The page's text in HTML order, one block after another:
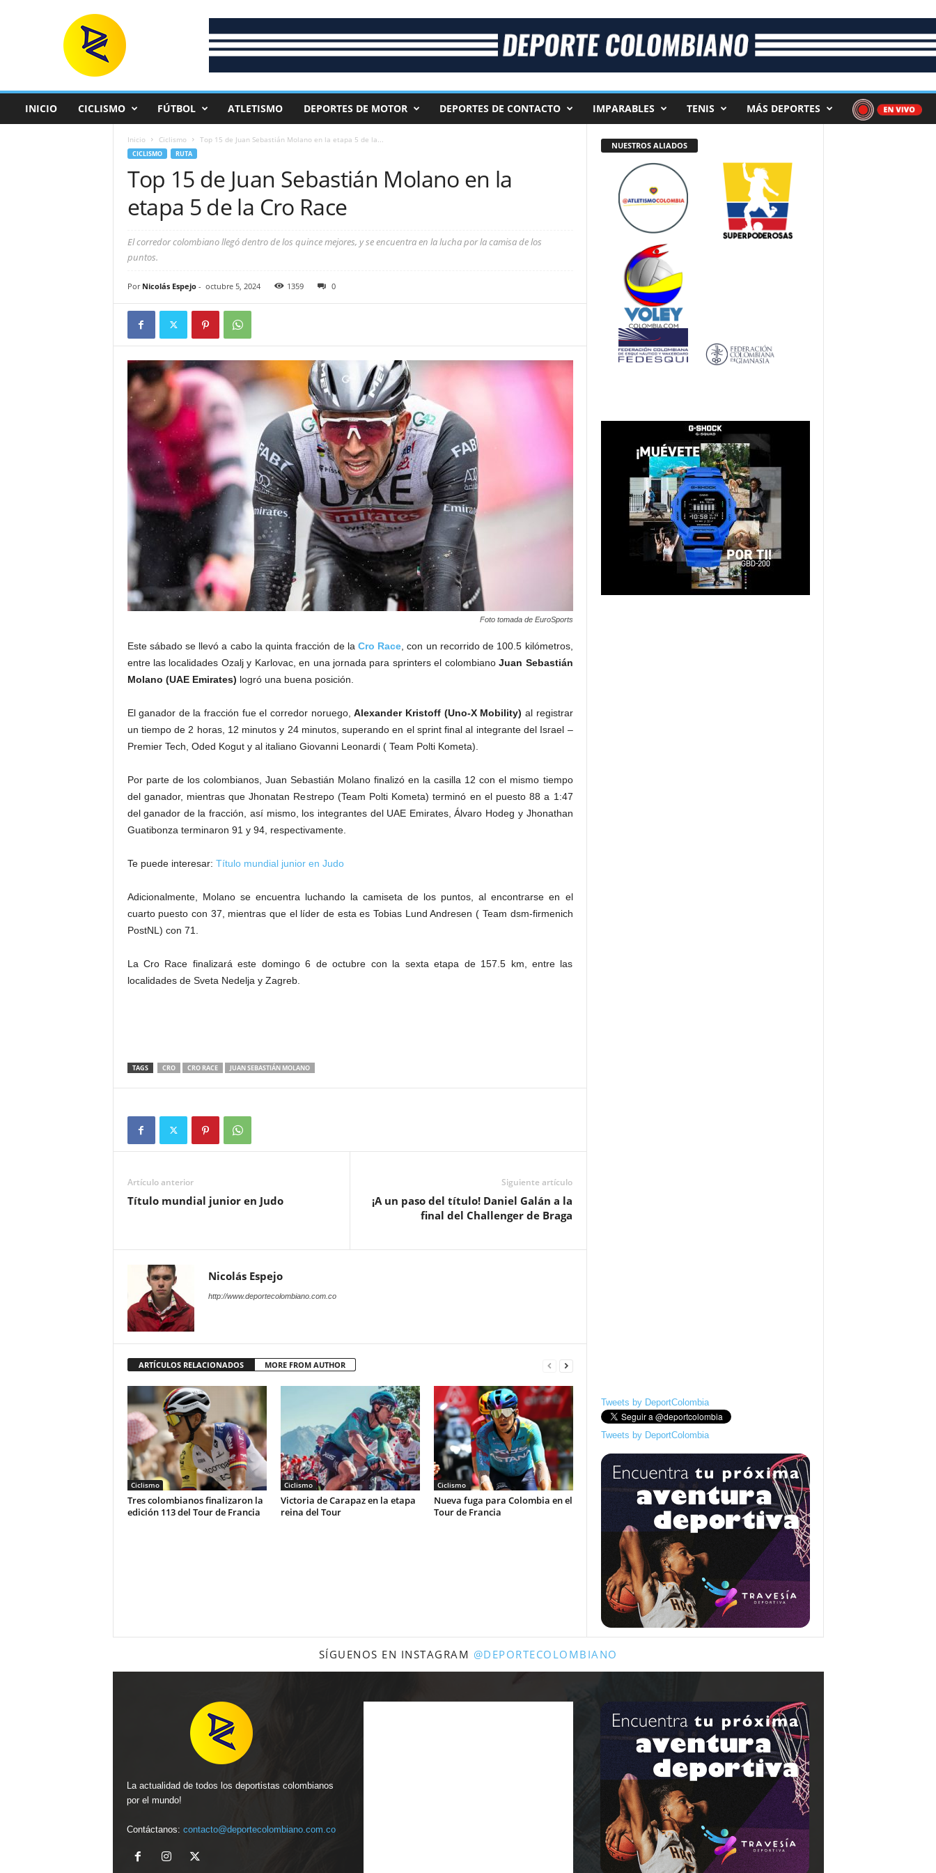
INICIO CICLISMO FÚTBOL ATLETISMO DEPORTES DE MOTOR DEPORTES DE CONTACTO IMPARABLES TENIS MÁS DEPORTES
Inicio Ciclismo Top 15 de Juan Sebastián Molano en la etapa 5 de la...
CICLISMO RUTA
Top 15 de Juan Sebastián Molano en la
etapa 5 de la Cro Race
El corredor colombiano llegó dentro de los quince mejores, y se encuentra en la lucha por la camisa de los
puntos.
Por Nicolás Espejo- octubre 5, 2024 1359 0
Foto tomada de EuroSports
Este sábado se llevó a cabo la quinta fracción de la Cro Race , con un recorrido de 100.5 kilómetros,
entre las localidades Ozalj y Karlovac, en una jornada para sprinters el colombianoJuan Sebastián
Molano (UAE Emirates) logró una buena posición.
El ganador de la fracción fue el corredor noruego,Alexander Kristoff (Uno-X Mobility) al registrar
un tiempo de 2 horas, 12 minutos y 24 minutos, superando en el sprint final al integrante del Israel –
Premier Tech, Oded Kogut y al italiano Giovanni Leonardi ( Team Polti Kometa).
Por parte de los colombianos, Juan Sebastián Molano finalizó en la casilla 12 con el mismo tiempo
del ganador, mientras que Jhonatan Restrepo (Team Polti Kometa) terminó en el puesto 88 a 1:47
del ganador de la fracción, así mismo, los integrantes del UAE Emirates, Álvaro Hodeg y Jhonathan
Guatibonza terminaron 91 y 94, respectivamente.
Te puede interesar: Título mundial junior en Judo
Adicionalmente, Molano se encuentra luchando la camiseta de los puntos, al encontrarse en el
cuarto puesto con 37, mientras que el líder de esta es Tobias Lund Andresen ( Team dsm-firmenich
PostNL) con 71.
La Cro Race finalizará este domingo 6 de octubre con la sexta etapa de 157.5 km, entre las
localidades de Sveta Nedelja y Zagreb.
TAGS CRO CRO RACE JUAN SEBASTIÁN MOLANO
Artículo anterior
Título mundial junior en Judo
Siguiente artículo
¡A un paso del título! Daniel Galán a la
final del Challenger de Braga
Nicolás Espejo
http://www.deportecolombiano.com.co
ARTÍCULOS RELACIONADOS MORE FROM AUTHOR
Ciclismo
Tres colombianos finalizaron la
edición 113 del Tour de Francia
Ciclismo
Victoria de Carapaz en la etapa
reina del Tour
Ciclismo
Nueva fuga para Colombia en el
Tour de Francia
NUESTROS ALIADOS
Tweets by DeportColombia
Tweets by DeportColombia
SÍGUENOS EN INSTAGRAM @DEPORTECOLOMBIANO
La actualidad de todos los deportistas colombianos
por el mundo!
Contáctanos: contacto@deportecolombiano.com.co